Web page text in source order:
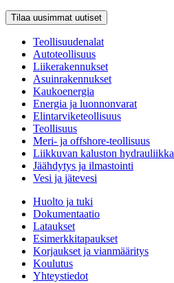
Tilaa uusimmat uutiset
Teollisuudenalat
Autoteollisuus
Liikerakennukset
Asuinrakennukset
Kaukoenergia
Energia ja luonnonvarat
Elintarviketeollisuus
Teollisuus
Meri- ja offshore-teollisuus
Liikkuvan kaluston hydrauliikka
Jäähdytys ja ilmastointi
Vesi ja jätevesi
Huolto ja tuki
Dokumentaatio
Lataukset
Esimerkkitapaukset
Korjaukset ja vianmääritys
Koulutus
Yhteystiedot